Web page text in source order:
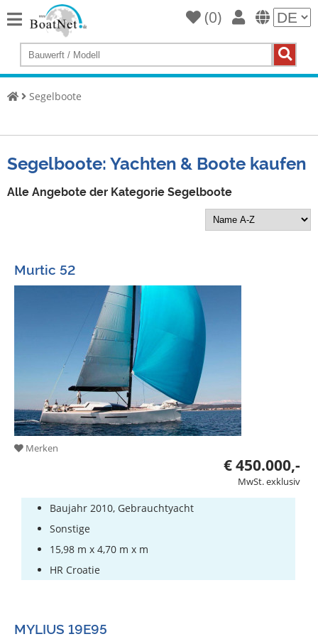
Home
Yacht
Gewerbliche
Verkäufer
Private
Yachtmakler
Bootszubehör
Gestohlene
Boote
Sachverständige
Segel-
&
Yachtwerften
(0)
Segelboote
Segelboote: Yachten & Boote kaufen
Alle Angebote der Kategorie Segelboote
Murtic 52
Merken
€ 450.000,-
MwSt. exklusiv
Baujahr 2010, Gebrauchtyacht
Sonstige
15,98 m x 4,70 m x m
HR Croatie
MYLIUS 19E95